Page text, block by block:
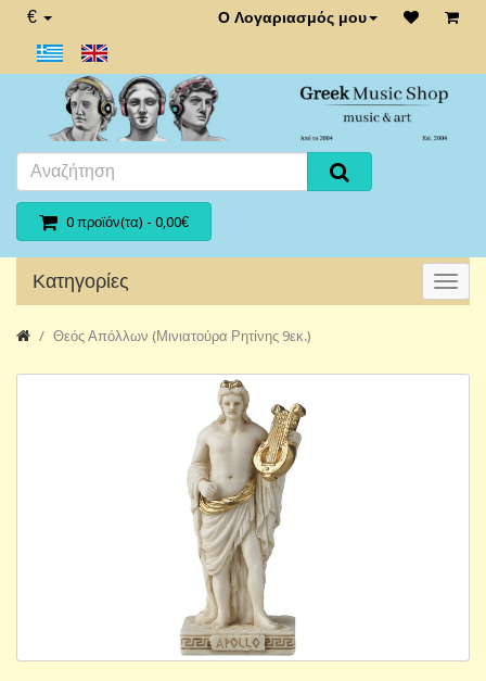
€ Ο Λογαριασμός μου
0 προϊόν(τα) - 0,00€
Κατηγορίες
Θεός Απόλλων (Μινιατούρα Ρητίνης 9εκ.)